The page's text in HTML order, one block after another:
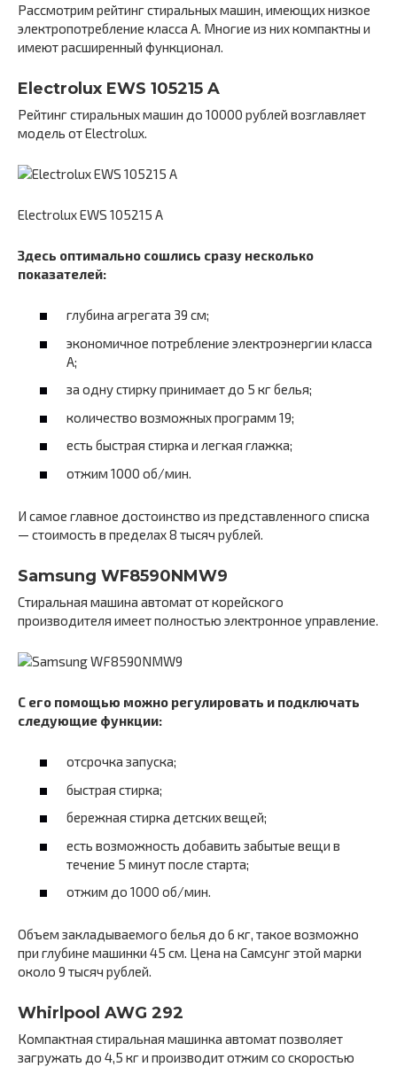
Рассмотрим рейтинг стиральных машин, имеющих низкое
электропотребление класса А. Многие из них компактны и
имеют расширенный функционал.
Electrolux EWS 105215 A
Рейтинг стиральных машин до 10000 рублей возглавляет
модель от Electrolux.
Electrolux EWS 105215 A
Здесь оптимально сошлись сразу несколько
показателей:
глубина агрегата 39 см;
экономичное потребление электроэнергии класса
А;
за одну стирку принимает до 5 кг белья;
количество возможных программ 19;
есть быстрая стирка и легкая глажка;
отжим 1000 об/мин.
И самое главное достоинство из представленного списка
— стоимость в пределах 8 тысяч рублей.
Samsung WF8590NMW9
Стиральная машина автомат от корейского
производителя имеет полностью электронное управление.
С его помощью можно регулировать и подключать
следующие функции:
отсрочка запуска;
быстрая стирка;
бережная стирка детских вещей;
есть возможность добавить забытые вещи в
течение 5 минут после старта;
отжим до 1000 об/мин.
Объем закладываемого белья до 6 кг, такое возможно
при глубине машинки 45 см. Цена на Самсунг этой марки
около 9 тысяч рублей.
Whirlpool AWG 292
Компактная стиральная машинка автомат позволяет
загружать до 4,5 кг и производит отжим со скоростью